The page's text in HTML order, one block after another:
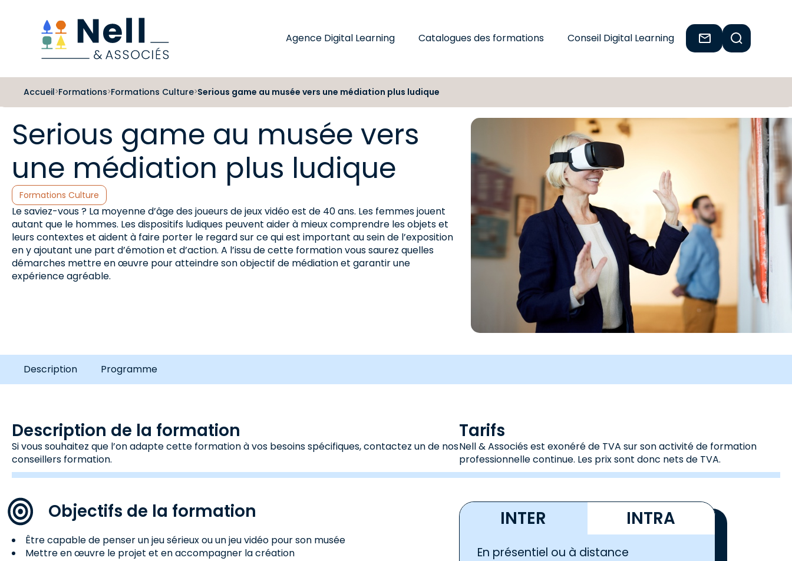
Agence Digital Learning
Catalogues des formations Conseil Digital Learning
Accueil>Formations>Formations Culture>Serious game au musée vers une médiation plus ludique
Serious game au musée vers
une médiation plus ludique
Catégories :
Formations Culture
Le saviez-vous ? La moyenne d’âge des joueurs de jeux vidéo est de 40 ans. Les femmes jouent
autant que le hommes. Les dispositifs ludiques peuvent aider à mieux comprendre les objets et
leurs contextes et aident à faire porter le regard sur ce qui est important au sein de l’exposition
en y ajoutant une part d’émotion et d’action. A l’issu de cette formation vous saurez quelles
démarches mettre en œuvre pour atteindre son objectif de médiation et garantir une
expérience agréable.
Description Programme
Description de la formation
Si vous souhaitez que l’on adapte cette formation à vos besoins spécifiques, contactez un de nos
conseillers formation.
Objectifs de la formation
Être capable de penser un jeu sérieux ou un jeu vidéo pour son musée
Mettre en œuvre le projet et en accompagner la création
Tarifs
Nell & Associés est exonéré de TVA sur son activité de formation
professionnelle continue. Les prix sont donc nets de TVA.
INTER INTRA
En présentiel ou à distance